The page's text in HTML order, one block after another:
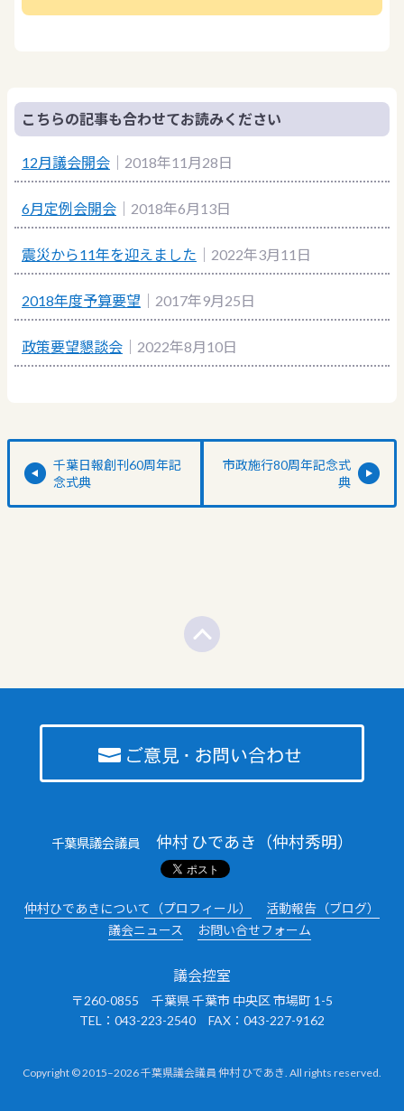
こちらの記事も合わせてお読みください
12月議会開会 ｜2018年11月28日
6月定例会開会 ｜2018年6月13日
震災から11年を迎えました ｜2022年3月11日
2018年度予算要望 ｜2017年9月25日
政策要望懇談会 ｜2022年8月10日
千葉日報創刊60周年記
念式典
市政施行80周年記念式
典
千葉県議会議員 仲村 ひであき（仲村秀明）
仲村ひであきについて（プロフィール）
活動報告（ブログ）
議会ニュース
お問い合せフォーム
議会控室
〒260-0855 千葉県 千葉市 中央区 市場町 1-5
TEL：043-223-2540 FAX：043-227-9162
Copyright © 2015–2026 千葉県議会議員 仲村 ひであき. All rights reserved.